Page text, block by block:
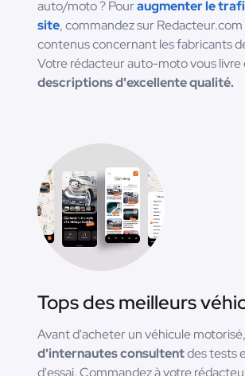
auto/moto ? Pouraugmenter le
site, commandez sur Redacteur.com
contenus concernant les fabricants
Votre rédacteur auto-moto vous livre
descriptions d'excellente qualité.
Tops des meilleurs
Avant d'acheter un véhicule
d'internautes consultentdes tests